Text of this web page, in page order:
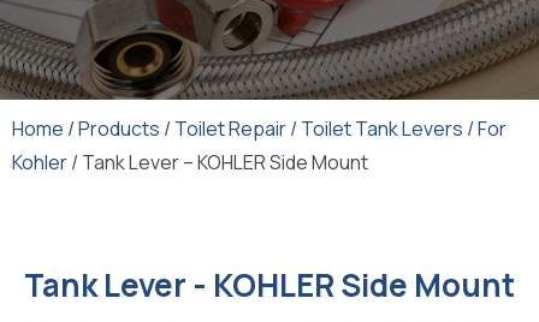
Home /Products / Toilet Repair/ Toilet Tank Levers /For
Kohler/ Tank Lever – KOHLER Side Mount
Tank Lever - KOHLER Side Mount